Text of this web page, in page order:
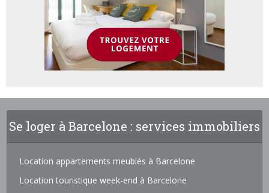
Se loger à Barcelone : services immobiliers
Location appartements meublés à Barcelone
Location touristique week-end à Barcelone